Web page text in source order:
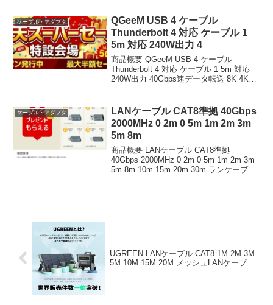
敗したくない」という方、必見です！...
ケーブル・アダプタ
QGeeM USB 4 ケーブル
Thunderbolt 4 対応 ケーブル 1
5m 対応 240W出力 4
商品概要 QGeeM USB 4 ケーブル
Thunderbolt 4 対応 ケーブル 1 5m 対応
240W出力 40Gbps速データ転送 8K 4K
ケーブル・アダプタ
LANケーブル CAT8準拠 40Gbps
2000MHz 0 2m 0 5m 1m 2m 3m
5m 8m
商品概要 LANケーブル CAT8準拠
40Gbps 2000MHz 0 2m 0 5m 1m 2m 3m
5m 8m 10m 15m 20m 30m ランケーブル
UGREEN LANケーブル CAT8 1M 2M 3M
5M 10M 15M 20M メッシュLANケーブ